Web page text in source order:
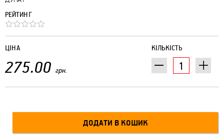
РЕЙТИНГ
КІЛЬКІСТЬ
ЦІНА
275.00 грн.